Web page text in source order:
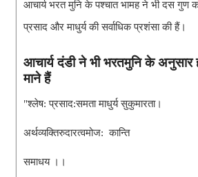
आचार्य भरत मुनि के पश्चात भामह ने भी दस गुण
प्रसाद और माधुर्य की सर्वाधिक प्रशंसा की हैं।
आचार्य दंडी ने भी भरतमुनि के
माने हैं
"श्लेष: प्रसाद:समता माधुर्य सुकुमारता।
अर्थव्यक्तिरुदारत्वमोज:  कान्ति
समाधय ।।